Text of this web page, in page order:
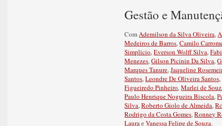
Gestão e
ComAdemilson da Silva Oliveira,
Medeiros de Barros,Camilo
Simplicio,Everson Wolff Silva,
Menezes,Gilson Picinin Da Silva,
Marques Tanure,Jaqueline
Santos,Leondre De Oliveira Santos,
Figueiredo Pinheiro,Marlei de
Paulo Henrique Nogueira Biscola,
Silva,Roberto Giolo de Almeida,
Rodrigo da Costa Gomes,Ronney
LauraeVanessa Felipe de Souza.